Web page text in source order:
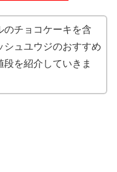
のチョコケーキを含
シュユウジのおすすめ
を紹介していきま